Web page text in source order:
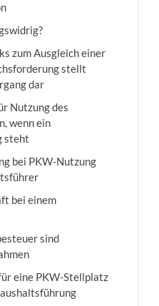
zum Ausgleich einer
stellt
dar
Nutzung des
wenn ein
steht
bei PKW-Nutzung
bei einem
sind
eine PKW-Stellplatz